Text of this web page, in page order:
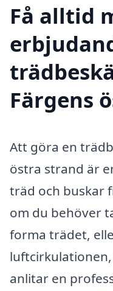
Få alltid
Färgens
Att göra en
östra strand är
träd och buskar
om du behöver
forma trädet,
anlitar en